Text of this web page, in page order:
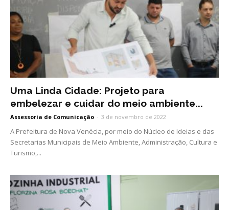
Uma Linda Cidade: Projeto para
embelezar e cuidar do meio ambiente...
Assessoria de Comunicação - 3 de novembro de 2022
A Prefeitura de Nova Venécia, por meio do Núcleo de Ideias e das
Secretarias Municipais de Meio Ambiente, Administração, Cultura e
Turismo,...